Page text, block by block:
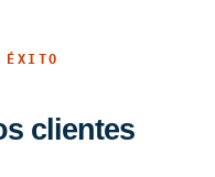
ÉXITO
clientes